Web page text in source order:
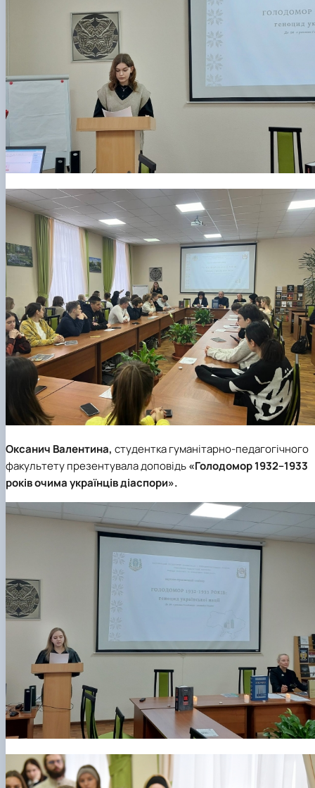
Оксанич Валентина, студентка гуманітарно-педагогічного
факультету презентувала доповідь«Голодомор 1932–1933
років очима українців діаспори».